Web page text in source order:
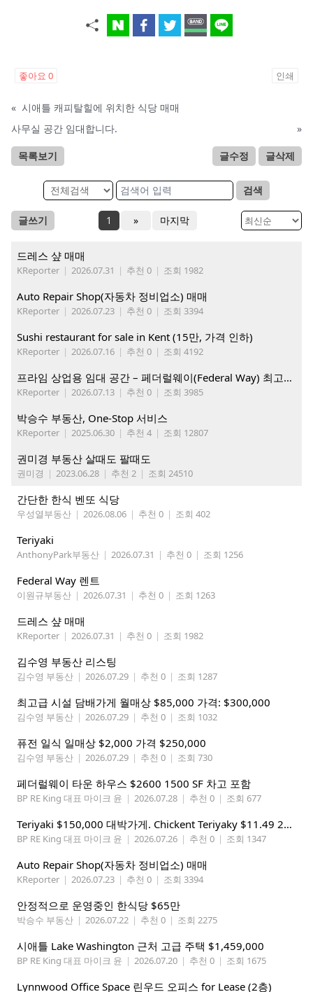
좋아요 0 인쇄
« 시애틀 캐피탈힐에 위치한 식당 매매
사무실 공간 임대합니다.
»
목록보기 글수정 글삭제
검색
글쓰기 1 » 마지막
드레스 샾 매매
KReporter | 2026.07.31 | 추천 0 | 조회 1982
Auto Repair Shop(자동차 정비업소) 매매
KReporter | 2026.07.23 | 추천 0 | 조회 3394
Sushi restaurant for sale in Kent (15만, 가격 인하)
KReporter | 2026.07.16 | 추천 0 | 조회 4192
프라임 상업용 임대 공간 – 페더럴웨이(Federal Way) 최고의 가시성 입지
KReporter | 2026.07.13 | 추천 0 | 조회 3985
박승수 부동산, One-Stop 서비스
KReporter | 2025.06.30 | 추천 4 | 조회 12807
권미경 부동산 살때도 팔때도
권미경 | 2023.06.28 | 추천 2 | 조회 24510
간단한 한식 벤또 식당
우성열부동산 | 2026.08.06 | 추천 0 | 조회 402
Teriyaki
AnthonyPark부동산 | 2026.07.31 | 추천 0 | 조회 1256
Federal Way 렌트
이원규부동산 | 2026.07.31 | 추천 0 | 조회 1263
드레스 샾 매매
KReporter | 2026.07.31 | 추천 0 | 조회 1982
김수영 부동산 리스팅
김수영 부동산 | 2026.07.29 | 추천 0 | 조회 1287
최고급 시설 담배가게 월매상 $85,000 가격: $300,000
김수영 부동산 | 2026.07.29 | 추천 0 | 조회 1032
퓨전 일식 일매상 $2,000 가격 $250,000
김수영 부동산 | 2026.07.29 | 추천 0 | 조회 730
페더럴웨이 타운 하우스 $2600 1500 SF 차고 포함
BP RE King 대표 마이크 윤 | 2026.07.28 | 추천 0 | 조회 677
Teriyaki $150,000 대박가게. Chickent Teriyaky $11.49 25 Min from Lynnwood
BP RE King 대표 마이크 윤 | 2026.07.26 | 추천 0 | 조회 1347
Auto Repair Shop(자동차 정비업소) 매매
KReporter | 2026.07.23 | 추천 0 | 조회 3394
안정적으로 운영중인 한식당 $65만
박승수 부동산 | 2026.07.22 | 추천 0 | 조회 2275
시애틀 Lake Washington 근처 고급 주택 $1,459,000
BP RE King 대표 마이크 윤 | 2026.07.20 | 추천 0 | 조회 1675
Lynnwood Office Space 린우드 오피스 for Lease (2층)